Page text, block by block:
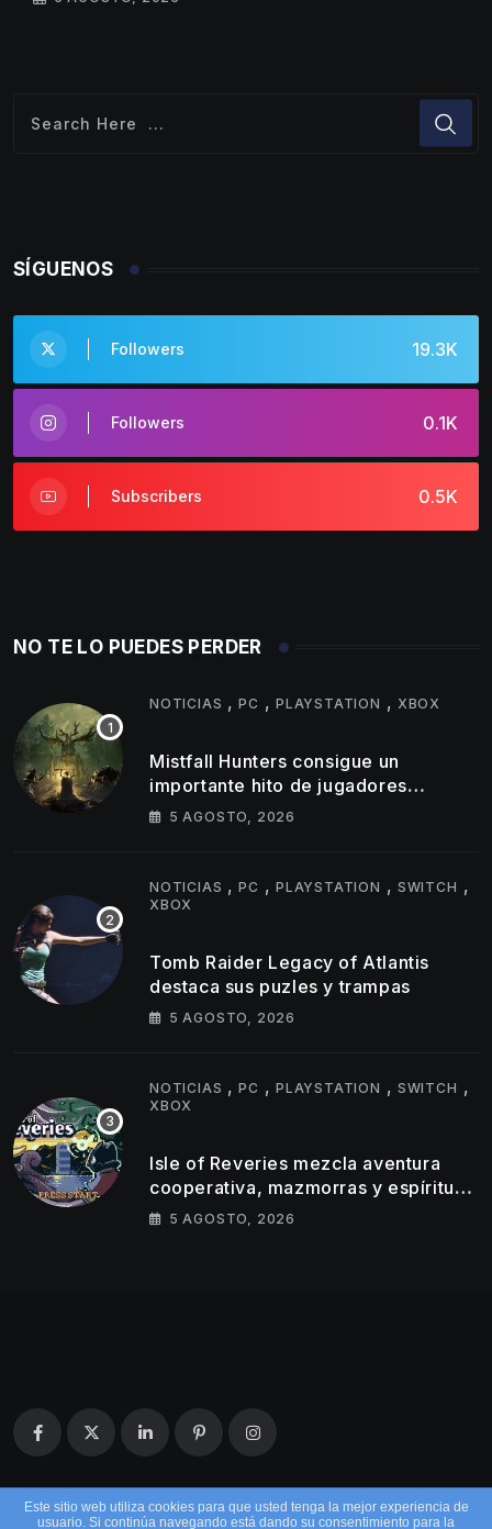
SÍGUENOS
19.3K
Followers
0.1K
Followers
0.5K
Subscribers
NO TE LO PUEDES PERDER
NOTICIAS ,PC ,PLAYSTATION , XBOX
Mistfall Hunters consigue un
importante hito de jugadores
simultáneos
5 AGOSTO, 2026
NOTICIAS ,PC ,PLAYSTATION , SWITCH ,
XBOX
Tomb Raider Legacy of Atlantis
destaca sus puzles y trampas
5 AGOSTO, 2026
NOTICIAS ,PC ,PLAYSTATION , SWITCH ,
XBOX
Isle of Reveries mezcla aventura
cooperativa, mazmorras y espíritu
clásico de Zelda
5 AGOSTO, 2026
Este sitio web utiliza cookies para que usted tenga la mejor experiencia de
usuario. Si continúa navegando está dando su consentimiento para la